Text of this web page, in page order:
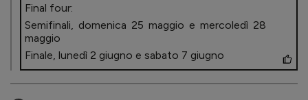
Final four:
Semifinali, domenica 25 maggio e mercoledì 28
maggio
Finale, lunedì 2 giugno e sabato 7 giugno